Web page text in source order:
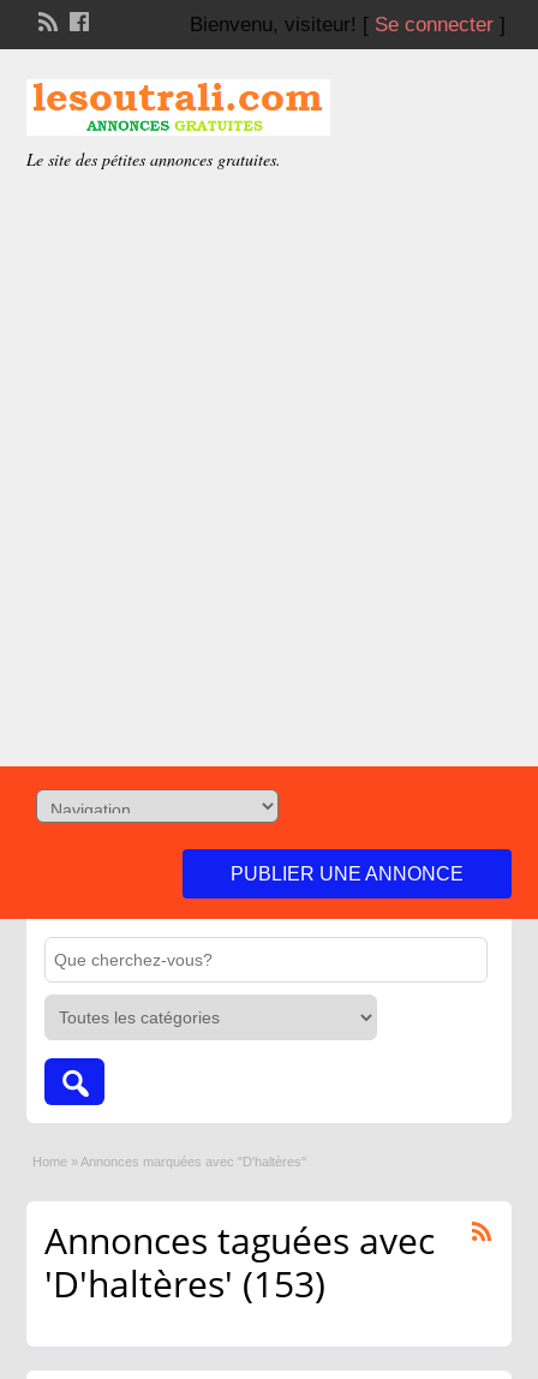
Bienvenu, visiteur! [ Se connecter]
Le site des pétites annonces gratuites.
PUBLIER UNE ANNONCE
Home » Annonces marquées avec "D'haltères"
Annonces taguées avec
'D'haltères' (153)